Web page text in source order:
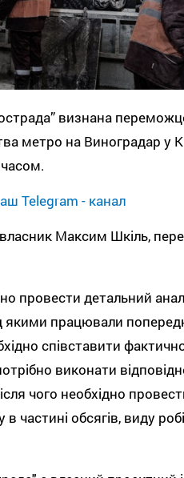
визнана
метро на Виноградар у
Telegram - канал
Максим Шкіль,
провести детальний
якими працювали
співставити
виконати
чого необхідно
частині обсягів, виду